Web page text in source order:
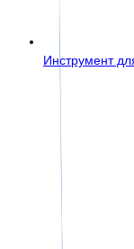
Инструмент